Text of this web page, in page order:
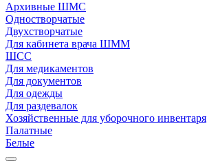
Архивные ШМС
Одностворчатые
Двухстворчатые
Для кабинета врача ШММ
ШСС
Для медикаментов
Для документов
Для одежды
Для раздевалок
Хозяйственные для уборочного инвентаря
Палатные
Белые